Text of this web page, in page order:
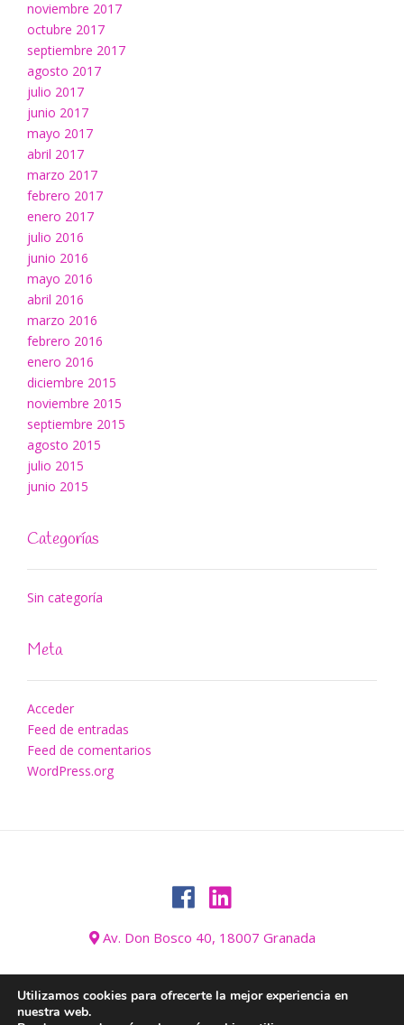
noviembre 2017
octubre 2017
septiembre 2017
agosto 2017
julio 2017
junio 2017
mayo 2017
abril 2017
marzo 2017
febrero 2017
enero 2017
julio 2016
junio 2016
mayo 2016
abril 2016
marzo 2016
febrero 2016
enero 2016
diciembre 2015
noviembre 2015
septiembre 2015
agosto 2015
julio 2015
junio 2015
Categorías
Sin categoría
Meta
Acceder
Feed de entradas
Feed de comentarios
WordPress.org
Av. Don Bosco 40, 18007 Granada
AVISO LEGAL
Utilizamos cookies para ofrecerte la mejor experiencia en
nuestra web.